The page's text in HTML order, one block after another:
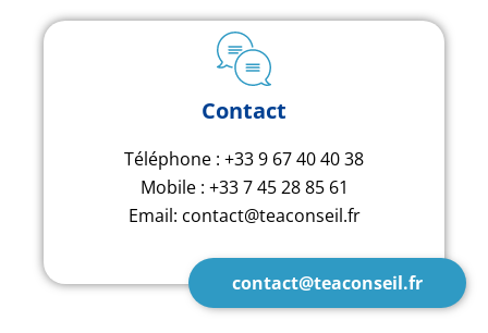
Contact
Téléphone : +33 9 67 40 40 38
Mobile : +33 7 45 28 85 61
Email: contact@teaconseil.fr
contact@teaconseil.fr